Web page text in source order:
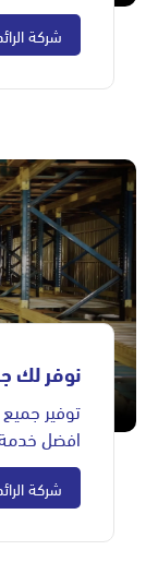
شركة
نوفر لك
توفير جميع
افضل
شركة